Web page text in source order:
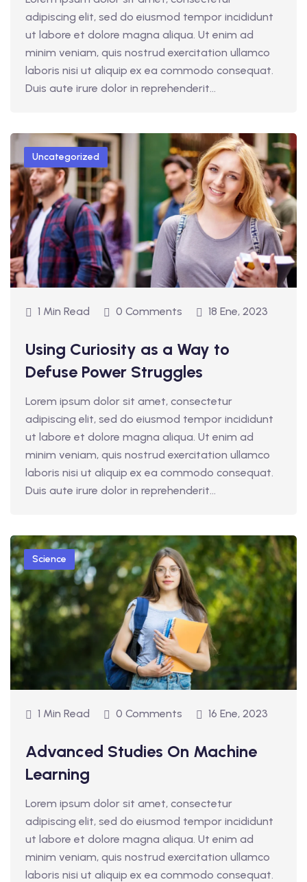
adipiscing elit, sed do eiusmod tempor incididunt
ut labore et dolore magna aliqua. Ut enim ad
minim veniam, quis nostrud exercitation ullamco
laboris nisi ut aliquip ex ea commodo consequat.
Duis aute irure dolor in reprehenderit...
Uncategorized
1 Min Read 0 Comments 18 Ene, 2023
Using Curiosity as a Way to
Defuse Power Struggles
Lorem ipsum dolor sit amet, consectetur
adipiscing elit, sed do eiusmod tempor incididunt
ut labore et dolore magna aliqua. Ut enim ad
minim veniam, quis nostrud exercitation ullamco
laboris nisi ut aliquip ex ea commodo consequat.
Duis aute irure dolor in reprehenderit...
Science
1 Min Read 0 Comments 16 Ene, 2023
Advanced Studies On Machine
Learning
Lorem ipsum dolor sit amet, consectetur
adipiscing elit, sed do eiusmod tempor incididunt
ut labore et dolore magna aliqua. Ut enim ad
minim veniam, quis nostrud exercitation ullamco
laboris nisi ut aliquip ex ea commodo consequat.